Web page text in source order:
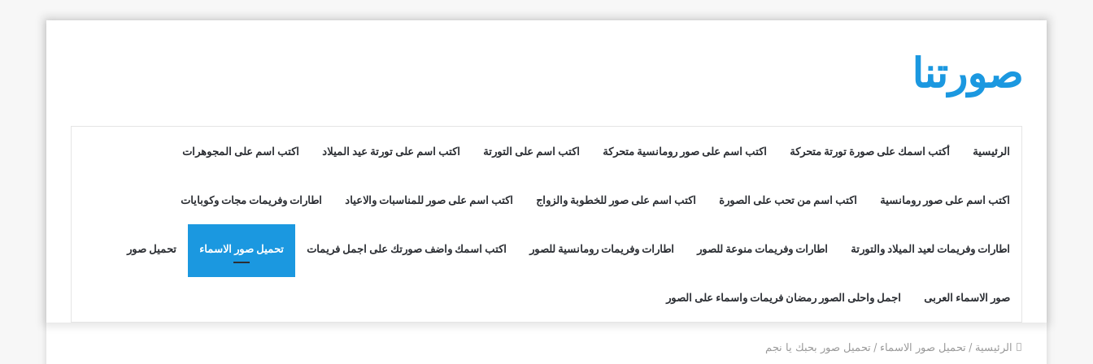
صورتنا
الرئيسية أكتب اسمك على صورة تورتة متحركة اكتب اسم على صور رومانسية متحركة اكتب اسم على التورتة اكتب اسم على تورتة عيد الميلاد اكتب اسم على المجوهرات
اكتب اسم على صور رومانسية اكتب اسم من تحب على الصورة اكتب اسم على صور للخطوبة والزواج اكتب اسم على صور للمناسبات والاعياد اطارات وفريمات مجات وكوبايات
اطارات وفريمات لعيد الميلاد والتورتة اطارات وفريمات منوعة للصور اطارات وفريمات رومانسية للصور اكتب اسمك واضف صورتك على اجمل فريمات تحميل صور الاسماء تحميل صور
صور الاسماء العربى اجمل واحلى الصور رمضان فريمات واسماء على الصور
الرئيسية / تحميل صور الاسماء / تحميل صور بحبك يا نجم